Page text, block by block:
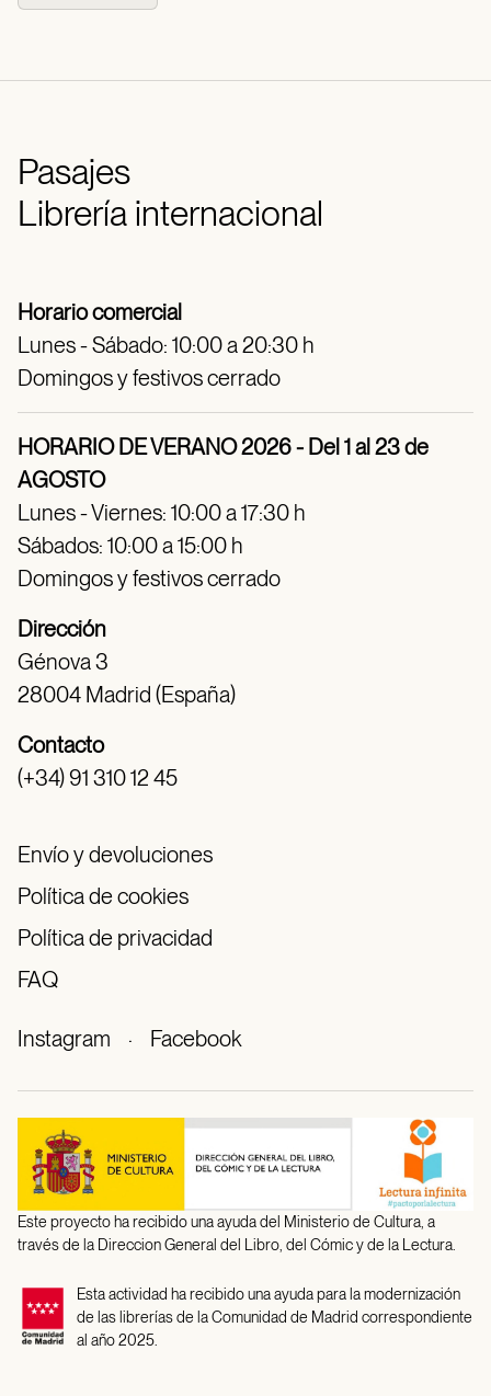
Pasajes
Librería internacional
Horario comercial
Lunes - Sábado: 10:00 a 20:30 h
Domingos y festivos cerrado
HORARIO DE VERANO 2026 - Del 1 al 23 de
AGOSTO
Lunes - Viernes: 10:00 a 17:30 h
Sábados: 10:00 a 15:00 h
Domingos y festivos cerrado
Dirección
Génova 3
28004 Madrid (España)
Contacto
(+34) 91 310 12 45
Envío y devoluciones
Política de cookies
Política de privacidad
FAQ
Instagram · Facebook
Este proyecto ha recibido una ayuda del Ministerio de Cultura, a
través de la Direccion General del Libro, del Cómic y de la Lectura.
Esta actividad ha recibido una ayuda para la modernización
de las librerías de la Comunidad de Madrid correspondiente
al año 2025.